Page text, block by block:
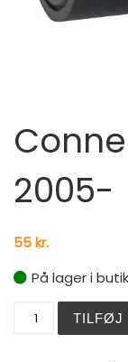
2005-
55kr.
På lager i
TILFØJ